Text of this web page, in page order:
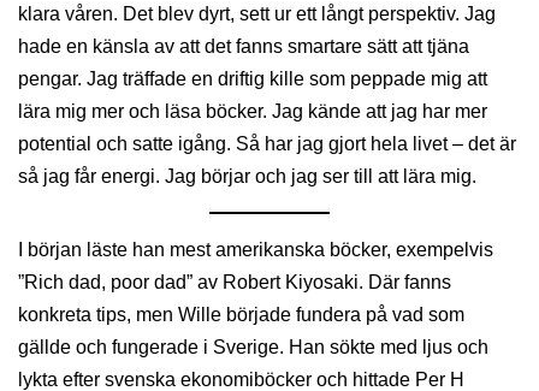
klara våren. Det blev dyrt, sett ur ett långt perspektiv. Jag
hade en känsla av att det fanns smartare sätt att tjäna
pengar. Jag träffade en driftig kille som peppade mig att
lära mig mer och läsa böcker. Jag kände att jag har mer
potential och satte igång. Så har jag gjort hela livet – det är
så jag får energi. Jag börjar och jag ser till att lära mig.
I början läste han mest amerikanska böcker, exempelvis
”Rich dad, poor dad” av Robert Kiyosaki. Där fanns
konkreta tips, men Wille började fundera på vad som
gällde och fungerade i Sverige. Han sökte med ljus och
lykta efter svenska ekonomiböcker och hittade Per H